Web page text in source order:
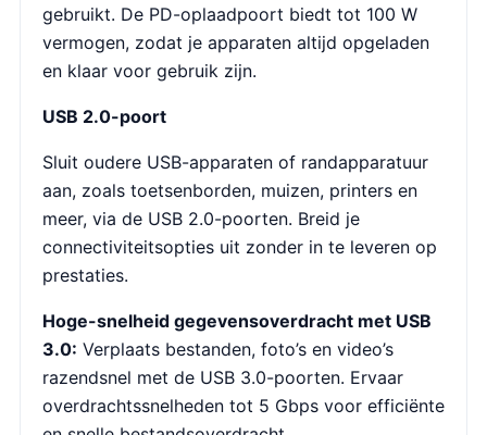
gebruikt. De PD-oplaadpoort biedt tot 100 W
vermogen, zodat je apparaten altijd opgeladen
en klaar voor gebruik zijn.
USB 2.0-poort
Sluit oudere USB-apparaten of randapparatuur
aan, zoals toetsenborden, muizen, printers en
meer, via de USB 2.0-poorten. Breid je
connectiviteitsopties uit zonder in te leveren op
prestaties.
Hoge-snelheid gegevensoverdracht met USB
3.0: Verplaats bestanden, foto’s en video’s
razendsnel met de USB 3.0-poorten. Ervaar
overdrachtssnelheden tot 5 Gbps voor efficiënte